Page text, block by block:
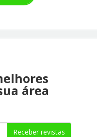
área
Receber revistas